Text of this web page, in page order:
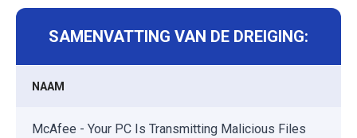
SAMENVATTING VAN DE DREIGING:
NAAM
McAfee - Your PC Is Transmitting Malicious Files